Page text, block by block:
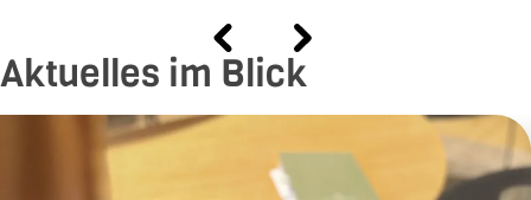
Aktuelles im Blick